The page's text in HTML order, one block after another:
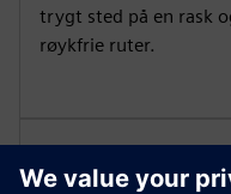
trygt sted på en rask
røykfrie ruter.